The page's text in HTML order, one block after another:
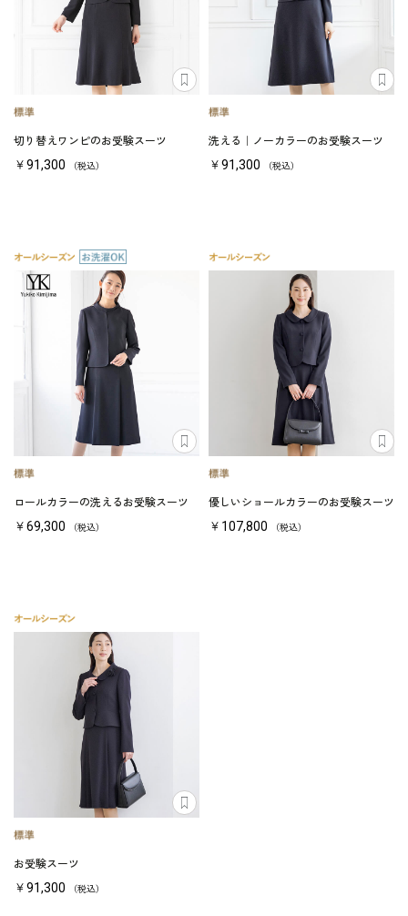
切り替えワンピのお受験スーツ
￥91,300 （税込）
洗える｜ノーカラーのお受験スーツ
￥91,300 （税込）
ロールカラーの洗えるお受験スーツ
￥69,300 （税込）
優しいショールカラーのお受験スーツ
￥107,800 （税込）
お受験スーツ
￥91,300 （税込）